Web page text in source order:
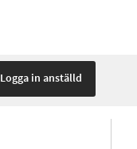
Logga in anställd